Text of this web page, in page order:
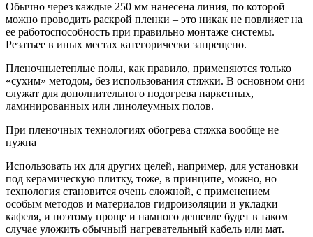
Обычно через каждые 250 мм нанесена линия, по которой
можно проводить раскрой пленки – это никак не повлияет на
ее работоспособность при правильно монтаже системы.
Резатьее в иных местах категорически запрещено.
Пленочныетеплые полы, как правило, применяются только
«сухим» методом, без использования стяжки. В основном они
служат для дополнительного подогрева паркетных,
ламинированных или линолеумных полов.
При пленочных технологиях обогрева стяжка вообще не
нужна
Использовать их для других целей, например, для установки
под керамическую плитку, тоже, в принципе, можно, но
технология становится очень сложной, с применением
особым методов и материалов гидроизоляции и укладки
кафеля, и поэтому проще и намного дешевле будет в таком
случае уложить обычный нагревательный кабель или мат.